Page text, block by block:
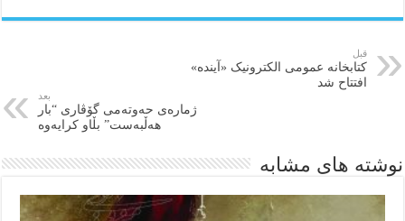
قبل
کتابخانه عمومی الکترونیک «آینده»
افتتاح شد
بعد
ژمارەی حەوتەمی گۆڤاری “بار
هەڵبەست” بڵاو کرایەوە
نوشته های مشابه